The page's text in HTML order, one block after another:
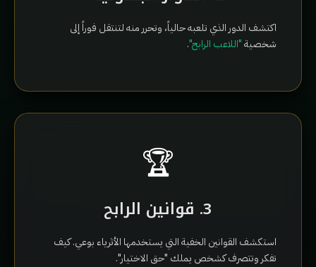
اكتشف الدور الذي تلعبه حالياً، وتحرر منه لتنتقل فوراً إلى
شخصية"اللاعب الرابح".
🏆
3. قوانين الرابح
استكشف القوانين الخفية التي يستخدمها الأثرياء بوعي. كيف
تفكر وتتصرف كشخص يملك "حق الاختيار".